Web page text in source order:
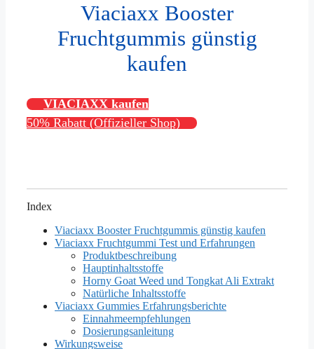
Viaciaxx Booster
Fruchtgummis günstig
kaufen
VIACIAXX kaufen
50% Rabatt (Offizieller Shop)
Index
Viaciaxx Booster Fruchtgummis günstig kaufen
Viaciaxx Fruchtgummi Test und Erfahrungen
Produktbeschreibung
Hauptinhaltsstoffe
Horny Goat Weed und Tongkat Ali Extrakt
Natürliche Inhaltsstoffe
Viaciaxx Gummies Erfahrungsberichte
Einnahmeempfehlungen
Dosierungsanleitung
Wirkungsweise